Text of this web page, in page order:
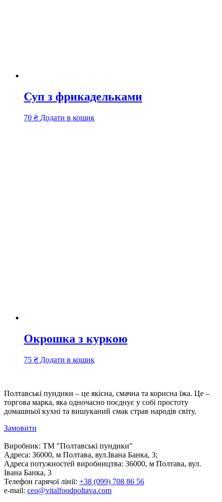
Суп з фрикадельками
70 ₴ Додати в кошик
Окрошка з куркою
75 ₴ Додати в кошик
Полтавські пундики – це якісна, смачна та корисна їжа. Це –
торгова марка, яка одночасно поєднує у собі простоту
домашньої кухні та вишуканий смак страв народів світу.
Замовити
Виробник: ТМ "Полтавські пундики"
Адреса: 36000, м Полтава, вул.Івана Банка, 3;
Адреса потужностей виробництва: 36000, м Полтава, вул.
Івана Банка, 3
Телефон гарячої лінії: +38 (099) 708 86 56
e-mail: ceo@vitalfoodpoltava.com